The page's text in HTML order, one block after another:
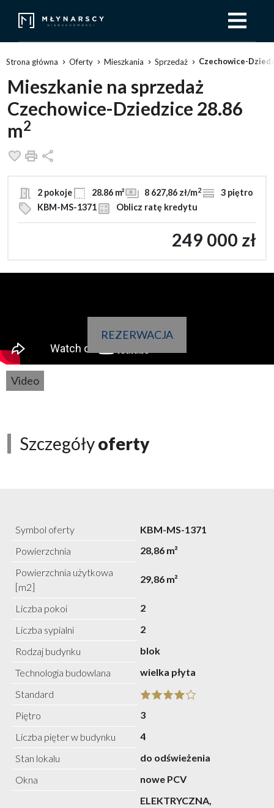
Strona główna Oferty Mieszkania Sprzedaż Czechowice-
Mieszkanie na sprzedaż
Czechowice-Dziedzice 28.86
m2
Dodaj do ulubionych
Drukuj
2 pokoje 28.86 m² 8 627,86 zł/m2
3 piętro
KBM-MS-1371
Oblicz ratę kredytu
249 000 zł
Video
REZERWACJA
Szczegółyoferty
Symbol oferty
KBM-MS-1371
Powierzchnia
28,86 m²
Powierzchnia użytkowa
[m2]
29,86 m²
Liczba pokoi
2
Liczba sypialni
2
Rodzaj budynku
blok
Technologia budowlana
wielka płyta
Standard
Piętro
3
Liczba pięter w budynku
4
Stan lokalu
do odświeżenia
Okna
nowe PCV
ELEKTRYCZNA,